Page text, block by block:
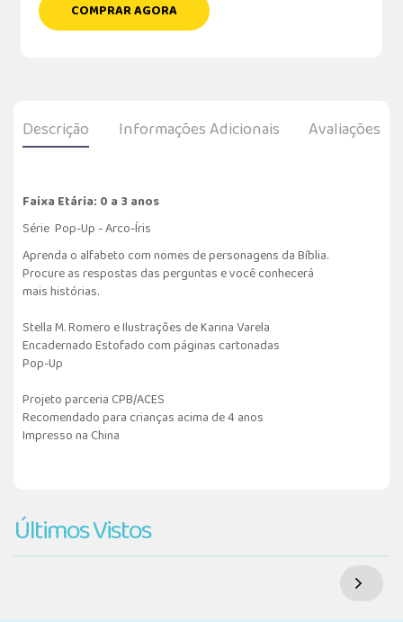
COMPRAR AGORA
Descrição Informações Adicionais Avaliações
Faixa Etária: 0 a 3 anos
Série Pop-Up - Arco-Íris
Aprenda o alfabeto com nomes de personagens da Bíblia.
Procure as respostas das perguntas e você conhecerá
mais histórias.
Stella M. Romero e Ilustrações de Karina Varela
Encadernado Estofado com páginas cartonadas
Pop-Up
Projeto parceria CPB/ACES
Recomendado para crianças acima de 4 anos
Impresso na China
Últimos Vistos